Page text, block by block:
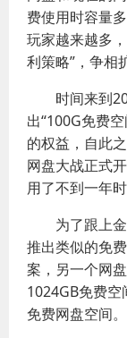
费使用时容量
玩家越来越多
利策略”，争相
时间来到
出“100G免费
的权益，自此
网盘大战正式
用了不到一年时
为了跟上
推出类似的免
案，另一个网
1024GB免费
免费网盘空间。